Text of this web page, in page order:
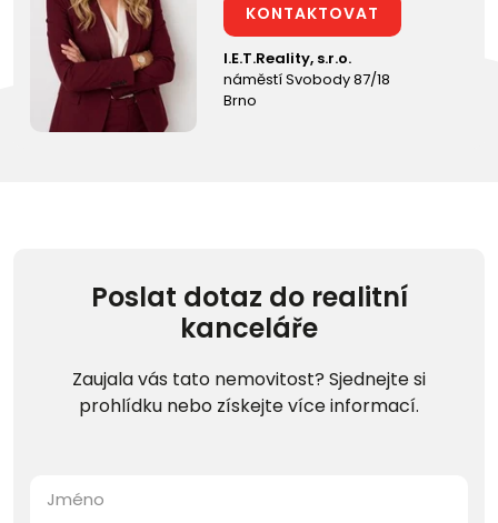
KONTAKTOVAT
I.E.T.Reality, s.r.o.
náměstí Svobody 87/18
Brno
Poslat dotaz do realitní
kanceláře
Zaujala vás tato nemovitost? Sjednejte si
prohlídku nebo získejte více informací.
Jméno